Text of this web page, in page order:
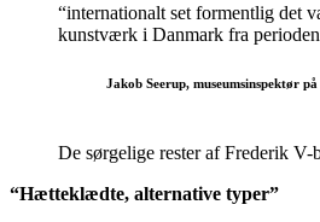
“internationalt set formentlig det
kunstværk i Danmark fra
Jakob Seerup, museumsinspektør
De sørgelige rester af Frederik
“Hætteklædte, alternative typer”